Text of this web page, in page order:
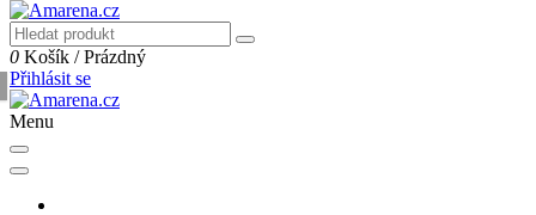
0 Košík /Prázdný
Přihlásit se
Menu